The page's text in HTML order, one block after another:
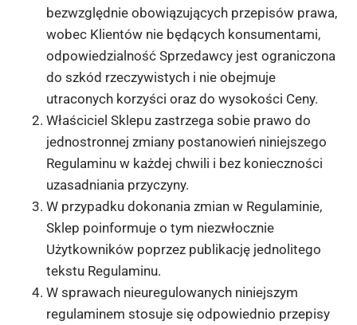
bezwzględnie obowiązujących przepisów prawa,
wobec Klientów nie będących konsumentami,
odpowiedzialność Sprzedawcy jest ograniczona
do szkód rzeczywistych i nie obejmuje
utraconych korzyści oraz do wysokości Ceny.
Właściciel Sklepu zastrzega sobie prawo do
jednostronnej zmiany postanowień niniejszego
Regulaminu w każdej chwili i bez konieczności
uzasadniania przyczyny.
W przypadku dokonania zmian w Regulaminie,
Sklep poinformuje o tym niezwłocznie
Użytkowników poprzez publikację jednolitego
tekstu Regulaminu.
W sprawach nieuregulowanych niniejszym
regulaminem stosuje się odpowiednio przepisy